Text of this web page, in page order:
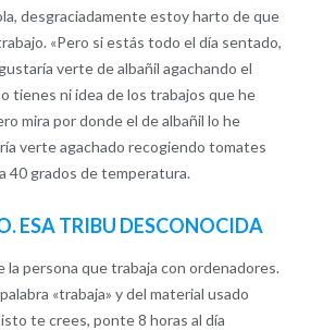
desgraciadamente estoy harto de que
«Pero si estás todo el día sentado,
verte de albañil agachando el
tienes ni idea de los trabajos que he
mira por donde el de albañil lo he
verte agachado recogiendo tomates
40 grados de temperatura.
ESA TRIBU DESCONOCIDA
la persona que trabaja con ordenadores.
«trabaja» y del material usado
te crees, ponte 8 horas al día